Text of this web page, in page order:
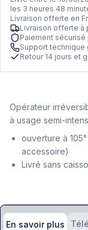
les 3 heures 48
Livraison offerte en
Livraison offerte à
Paiement sécurisé
Support technique
Retour 14 jours et
Opérateur
à usage semi-
ouverture à
accessoire)
Livré sans
En savoir plus